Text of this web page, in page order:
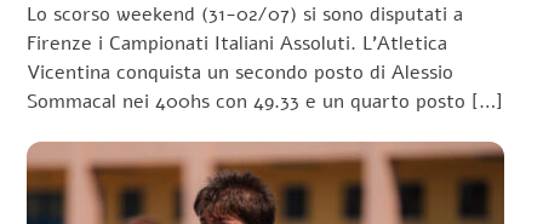
Lo scorso weekend (31-02/07) si sono disputati a
Firenze i Campionati Italiani Assoluti. L’Atletica
Vicentina conquista un secondo posto di Alessio
Sommacal nei 400hs con 49.33 e un quarto posto […]